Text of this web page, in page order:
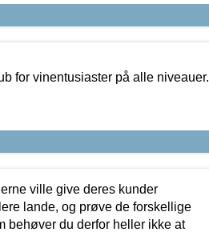
for vinentusiaster på alle niveauer.
ville give deres kunder
lande, og prøve de forskellige
behøver du derfor heller ikke at